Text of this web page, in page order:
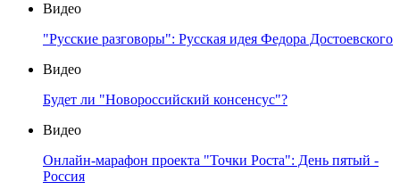
Видео
"Русские разговоры": Русская идея Федора Достоевского
Видео
Будет ли "Новороссийский консенсус"?
Видео
Онлайн-марафон проекта "Точки Роста": День пятый -
Россия